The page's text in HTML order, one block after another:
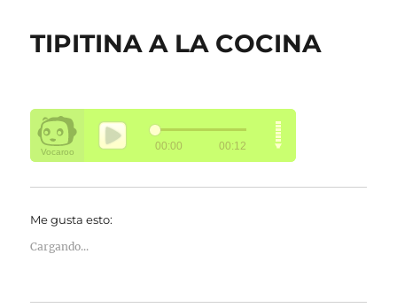
TIPITINA A LA COCINA
Me gusta esto:
Cargando...